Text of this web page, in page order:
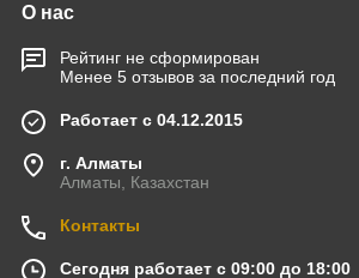
О нас
Рейтинг не сформирован
Менее 5 отзывов за последний год
Работает с 04.12.2015
г. Алматы
Алматы, Казахстан
Контакты
Сегодня работает с 09:00 до 18:00